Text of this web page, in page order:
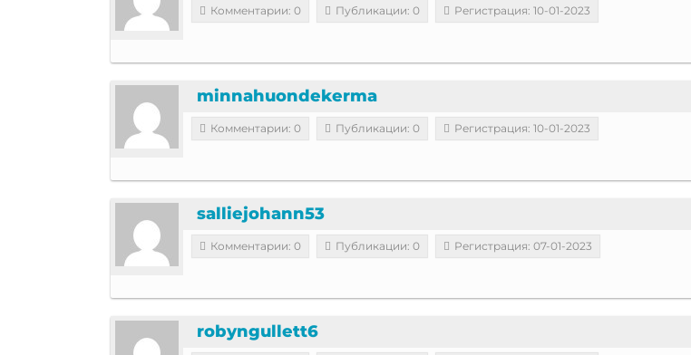
Комментарии: 0 Публикации: 0 Регистрация: 10-01-2023
minnahuondekerma
Комментарии: 0 Публикации: 0 Регистрация: 10-01-2023
salliejohann53
Комментарии: 0 Публикации: 0 Регистрация: 07-01-2023
robyngullett6